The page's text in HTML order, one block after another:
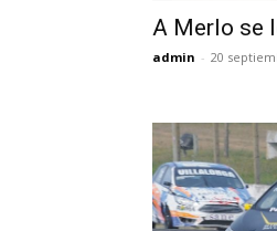
A Merlo se
admin - 20